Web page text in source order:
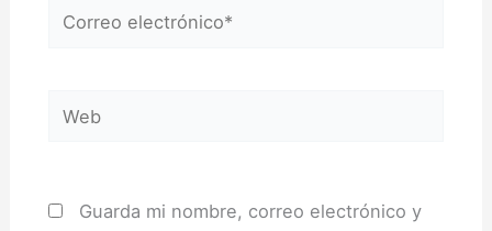
Correo
Web
Guarda mi nombre, correo electrónico y